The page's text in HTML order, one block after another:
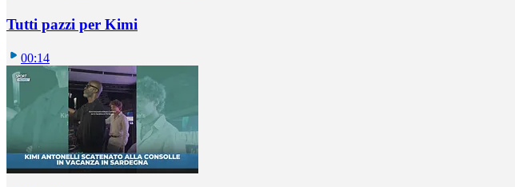
Tutti pazzi per Kimi
00:14